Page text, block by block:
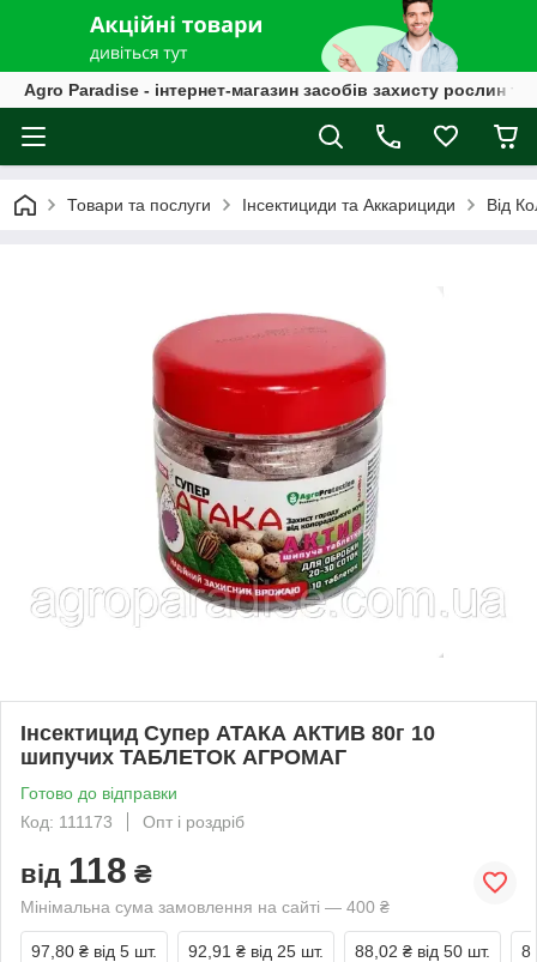
Agro Paradise - інтернет-магазин засобів захисту рослин
Товари та послуги Інсектициди та Аккарициди Від
Інсектицид Супер АТАКА АКТИВ 80г 10
шипучих ТАБЛЕТОК АГРОМАГ
Готово до відправки
Код: 111173
Опт і роздріб
від 118 ₴
Мінімальна сума замовлення на сайті — 400 ₴
97,80 ₴ від 5 шт. 92,91 ₴ від 25 шт. 88,02 ₴ від 50 шт.